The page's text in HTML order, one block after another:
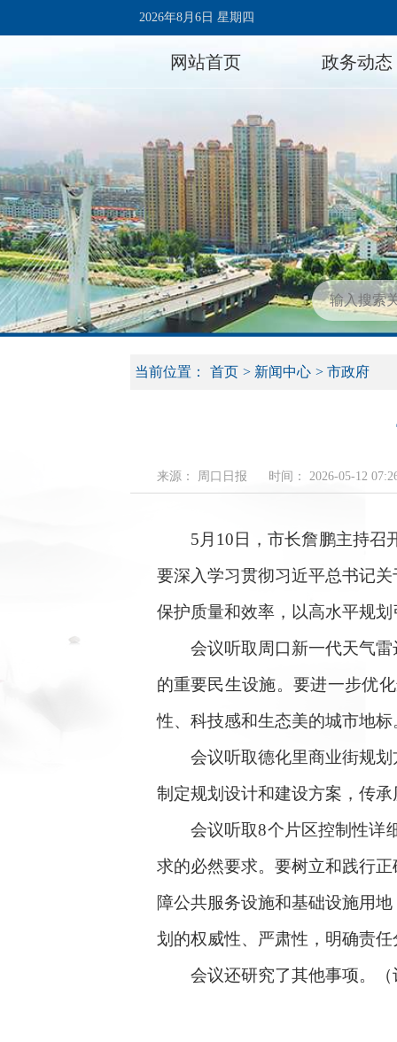
2026年8月6日 星期四
网站首页 政务动态
当前位置： 首页 > 新闻中心 > 市政府
来源： 周口日报 时间： 2026-05-12
5月10日，市长詹鹏主持召开
要深入学习贯彻习近平总书记
保护质量和效率，以高水平规
会议听取周口新一代天气雷
的重要民生设施。要进一步优
性、科技感和生态美的城市地标
会议听取德化里商业街规划
制定规划设计和建设方案，传
会议听取8个片区控制性详细
求的必然要求。要树立和践行
障公共服务设施和基础设施用
划的权威性、严肃性，明确责
会议还研究了其他事项。（